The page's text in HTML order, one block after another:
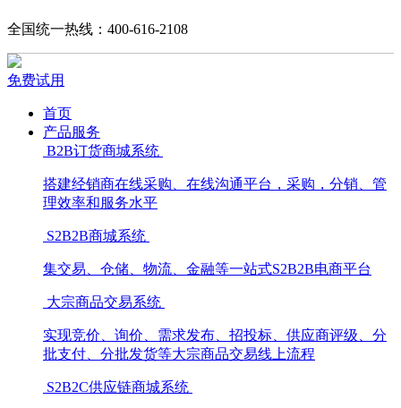
全国统一热线：400-616-2108
免费试用
首页
产品服务
B2B订货商城系统
搭建经销商在线采购、在线沟通平台，采购，分销、管
理效率和服务水平
S2B2B商城系统
集交易、仓储、物流、金融等一站式S2B2B电商平台
大宗商品交易系统
实现竞价、询价、需求发布、招投标、供应商评级、分
批支付、分批发货等大宗商品交易线上流程
S2B2C供应链商城系统